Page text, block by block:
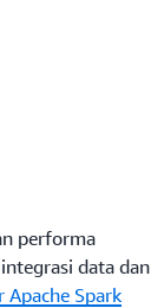
performa
data dan
Apache Spark